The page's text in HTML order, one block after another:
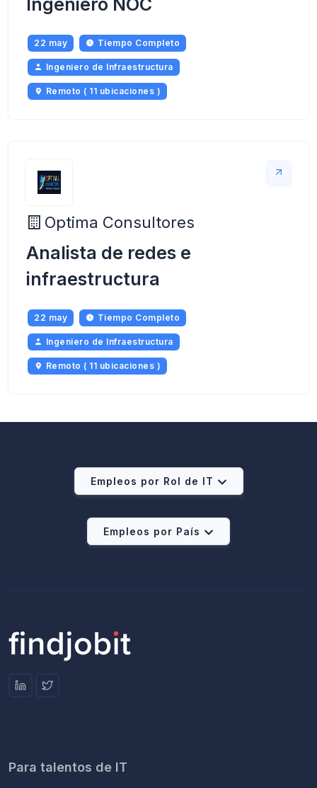
Ingeniero NOC
22 may Tiempo Completo
Ingeniero de Infraestructura
Remoto ( 11 ubicaciones )
Optima Consultores
Analista de redes e
infraestructura
22 may Tiempo Completo
Ingeniero de Infraestructura
Remoto ( 11 ubicaciones )
Empleos por Rol de IT
Empleos por País
Para talentos de IT